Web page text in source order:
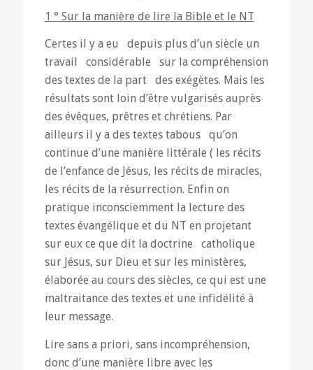
1 ° Sur la manière de lire la Bible et le NT
Certes il y a eu depuis plus d’un siècle un
travail considérable sur la compréhension
des textes de la part des exégètes. Mais les
résultats sont loin d’être vulgarisés auprès
des évêques, prêtres et chrétiens. Par
ailleurs il y a des textes tabous qu’on
continue d’une manière littérale ( les récits
de l’enfance de Jésus, les récits de miracles,
les récits de la résurrection. Enfin on
pratique inconsciemment la lecture des
textes évangélique et du NT en projetant
sur eux ce que dit la doctrine catholique
sur Jésus, sur Dieu et sur les ministères,
élaborée au cours des siècles, ce qui est une
maltraitance des textes et une infidélité à
leur message.
Lire sans a priori, sans incompréhension,
donc d’une manière libre avec les